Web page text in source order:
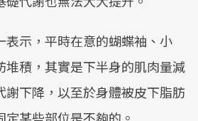
表示，平時在意的蝴蝶袖、小
堆積，其實是下半身的肌肉量減
謝下降，以至於身體被皮下脂肪